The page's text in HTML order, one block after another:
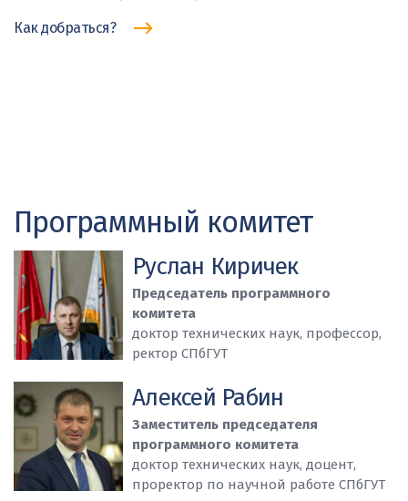
Как добраться?
Программный комитет
Руслан Киричек
Председатель программного
комитета
доктор технических наук, профессор,
ректор СПбГУТ
Алексей Рабин
Заместитель председателя
программного комитета
доктор технических наук, доцент,
проректор по научной работе СПбГУТ